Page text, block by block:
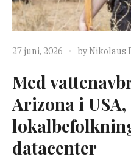
27 juni, 2026 byNikolaus
Med
Arizona i USA,
datacenter